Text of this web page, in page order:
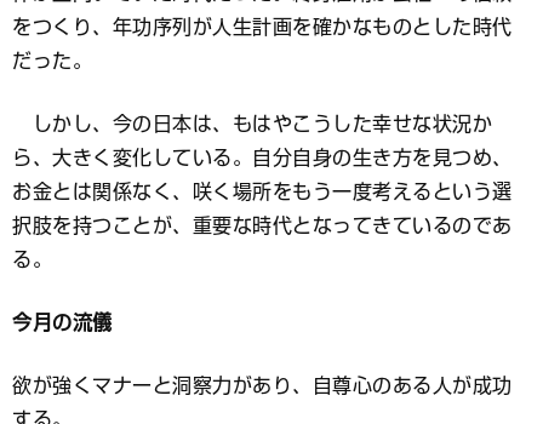
をつくり、年功序列が人生計画を確かなものとした時代
だった。
しかし、今の日本は、もはやこうした幸せな状況か
ら、大きく変化している。自分自身の生き方を見つめ、
お金とは関係なく、咲く場所をもう一度考えるという選
択肢を持つことが、重要な時代となってきているのであ
る。
今月の流儀
欲が強くマナーと洞察力があり、自尊心のある人が成功
する。